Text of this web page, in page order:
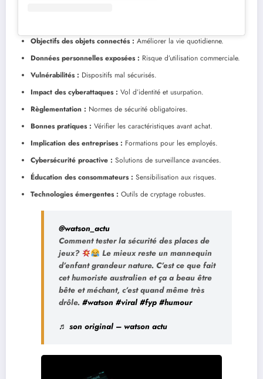
Objectifs des objets connectés : Améliorer la vie quotidienne.
Données personnelles exposées : Risque d’utilisation commerciale.
Vulnérabilités : Dispositifs mal sécurisés.
Impact des cyberattaques : Vol d’identité et usurpation.
Règlementation : Normes de sécurité obligatoires.
Bonnes pratiques : Vérifier les caractéristiques avant achat.
Implication des entreprises : Formations pour les employés.
Cybersécurité proactive : Solutions de surveillance avancées.
Éducation des consommateurs : Sensibilisation aux risques.
Technologies émergentes : Outils de cryptage robustes.
@watson_actu
Comment tester la sécurité des places de
jeux?
Le mieux reste un mannequin
d’enfant grandeur nature. C’est ce que fait
cet humoriste australien et ça a beau être
bête et méchant, c’est quand même très
drôle. #watson #viral #fyp #humour
♬ son original – watson actu